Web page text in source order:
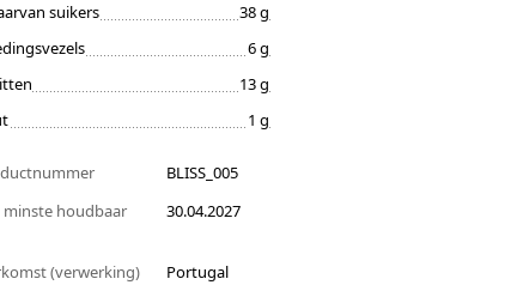
suikers
38 g
6 g
13 g
1 g
BLISS_005
minste houdbaar
30.04.2027
(verwerking)
Portugal